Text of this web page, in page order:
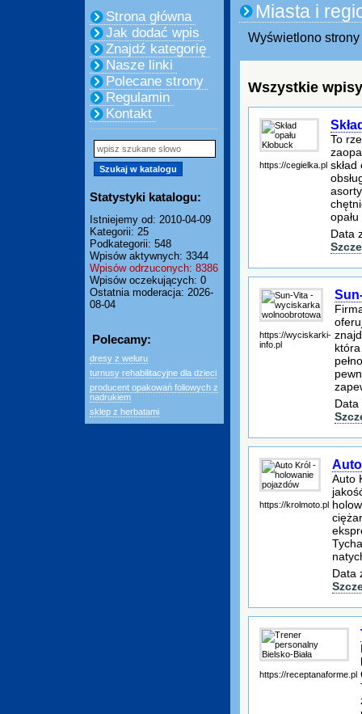
Strona główna
Jak dodać wpis
Znajdź kategorię
Nasze linki
Polecane strony
Regulamin
Kontakt
Statystyki katalogu:
Istniejemy od: 2010-04-09
Kategorii: 25
Podkategorii: 548
Wpisów aktywnych: 3344
Wpisów odrzuconych: 8386
Wpisów oczekujących: 0
Ostatnia moderacja: 2026-
08-04
Polecamy:
dresy z weluru
turnusy rehabilitacyjne dla dzieci
producent opakowań foliowych z
nadrukiem
sklep z herbatami
Miasta i
Wyświetlono
Wszystkie
https://cegielka.pl
To
Data
https://wyciskarki-
info.pl
Data
https://krolmoto.pl
Auto
Data
https://receptanaforme.pl